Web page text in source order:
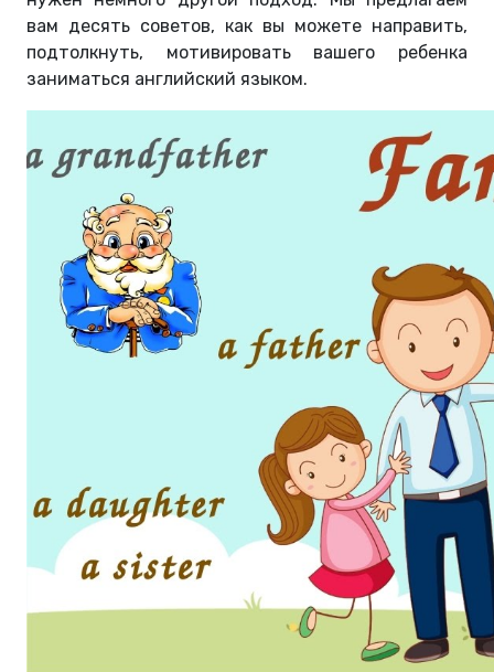
вам десять советов, как вы можете направить,
подтолкнуть, мотивировать вашего ребенка
заниматься английский языком.